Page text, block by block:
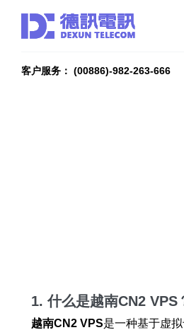
客户服务： (00886)-982-263-666
1. 什么是越南CN2 VPS
越南CN2 VPS是一种基于虚